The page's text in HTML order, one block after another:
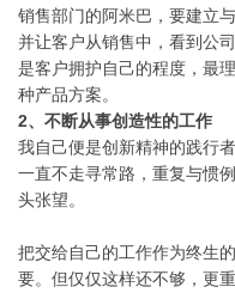
销售部门的阿米巴，要建立
并让客户从销售中，看到公
是客户拥护自己的程度，最
种产品方案。
2、不断从事创造性的工作
我自己便是创新精神的践行
一直不走寻常路，重复与惯
头张望。
把交给自己的工作作为终生
要。但仅仅这样还不够，更